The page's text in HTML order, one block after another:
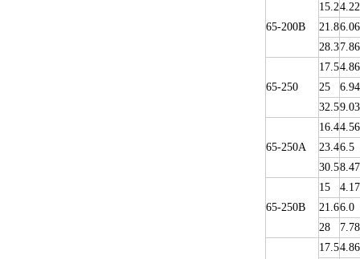
65-200B
15.24.22
21.86.06
28.37.86
65-250
17.54.86
25
6.94
32.59.03
65-250A
16.44.56
23.46.5
30.58.47
65-250B
15
4.17
21.66.0
28
7.78
17.54.86